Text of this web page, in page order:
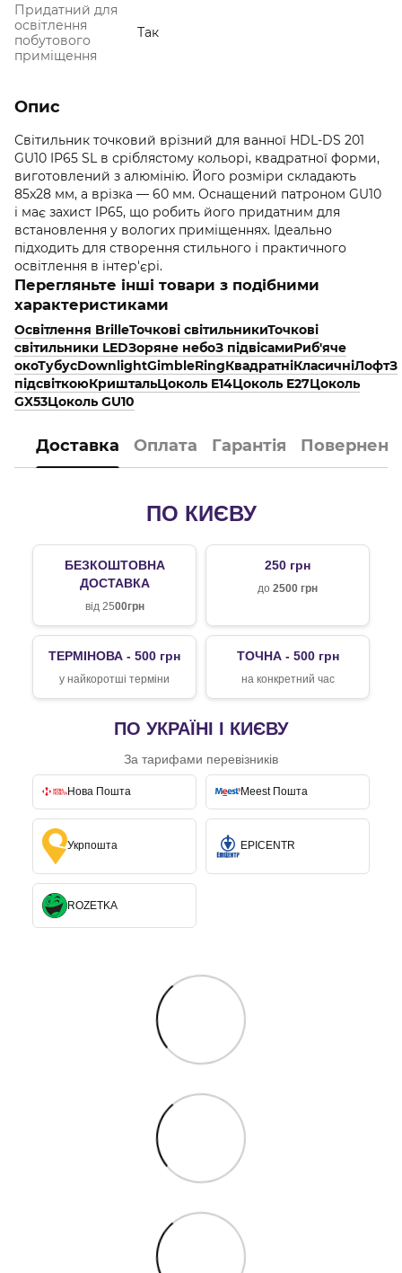
Придатний для
освітлення
побутового
приміщення
Так
Опис
Світильник точковий врізний для ванної HDL-DS 201
GU10 IP65 SL в сріблястому кольорі, квадратної форми,
виготовлений з алюмінію. Його розміри складають
85x28 мм, а врізка — 60 мм. Оснащений патроном GU10
і має захист IP65, що робить його придатним для
встановлення у вологих приміщеннях. Ідеально
підходить для створення стильного і практичного
освітлення в інтер'єрі.
Перегляньте інші товари з подібними
характеристиками
Освітлення BrilleТочкові світильникиТочкові
світильники LEDЗоряне небоЗ підвісамиРиб'яче
окоТубусDownlightGimbleRingКвадратніКласичніЛофтЗ
підсвіткоюКриштальЦоколь E14Цоколь E27Цоколь
GX53Цоколь GU10
Доставка Оплата Гарантія
ПО КИЄВУ
БЕЗКОШТОВНА
ДОСТАВКА
від 2500грн
250 грн
до 2500 грн
ТЕРМІНОВА - 500 грн
у найкоротші терміни
ТОЧНА - 500 грн
на конкретний час
ПО УКРАЇНІ І КИЄВУ
За тарифами перевізників
Нова Пошта Meest Пошта
Укрпошта EPICENTR
ROZETKA